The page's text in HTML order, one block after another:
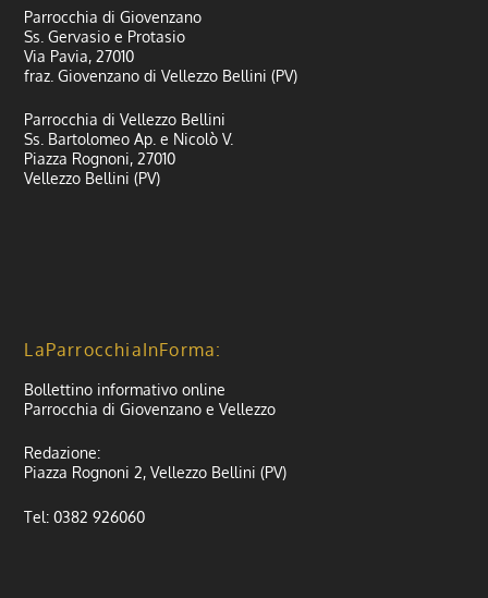
Parrocchia di Giovenzano
Ss. Gervasio e Protasio
Via Pavia, 27010
fraz. Giovenzano di Vellezzo Bellini (PV)
Parrocchia di Vellezzo Bellini
Ss. Bartolomeo Ap. e Nicolò V.
Piazza Rognoni, 27010
Vellezzo Bellini (PV)
LaParrocchiaInForma:
Bollettino informativo online
Parrocchia di Giovenzano e Vellezzo
Redazione:
Piazza Rognoni 2, Vellezzo Bellini (PV)
Tel: 0382 926060